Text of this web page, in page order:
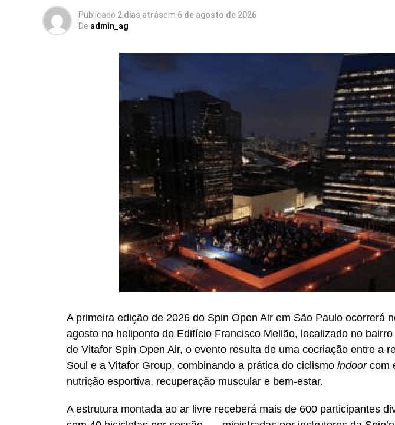
Publicado 2 dias atrásem 6 de agosto de 2026
De admin_ag
A primeira edição de 2026 do Spin Open Air em São Paulo ocorrerá
agosto no heliponto do Edifício Francisco Mellão, localizado no
de Vitafor Spin Open Air, o evento resulta de uma cocriação entre a
Soul e a Vitafor Group, combinando a prática do ciclismo indoorcom
nutrição esportiva, recuperação muscular e bem-estar.
A estrutura montada ao ar livre receberá mais de 600 participantes